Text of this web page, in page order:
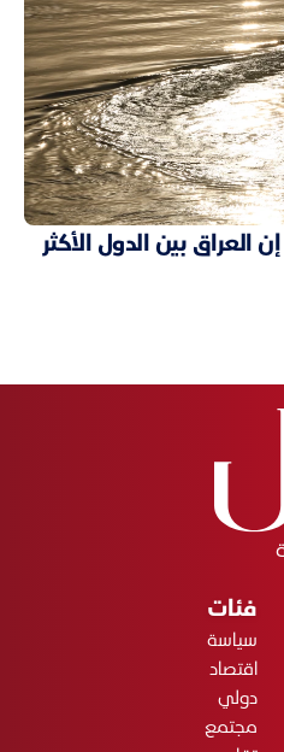
العراق بين الدول الأكثر
فئات
سياسة
اقتصاد
دولي
مجتمع